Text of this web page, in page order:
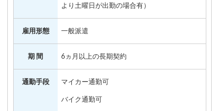
より土曜日が出勤の場合有）
雇用形態 一般派遣
期 間 6ヵ月以上の長期契約
通勤手段 マイカー通勤可
バイク通勤可